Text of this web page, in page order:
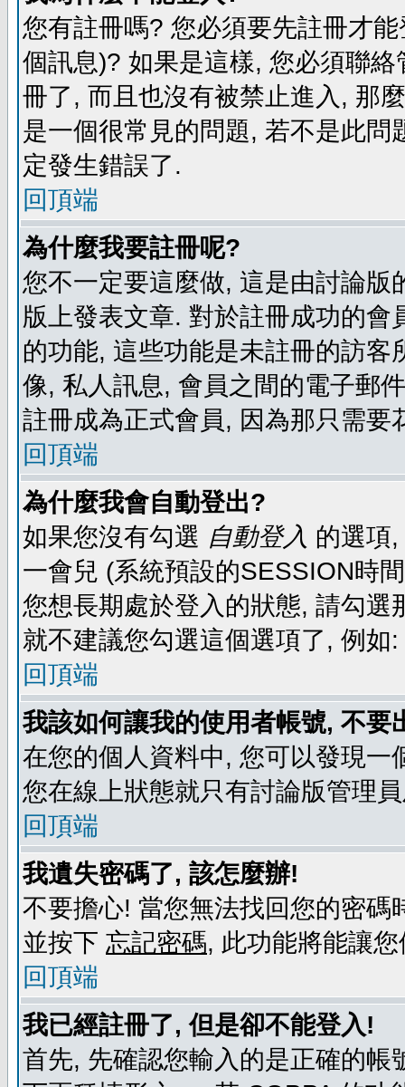
您有註冊嗎? 您必須要先註冊才
個訊息)? 如果是這樣, 您必須聯
冊了, 而且也沒有被禁止進入, 那
是一個很常見的問題, 若不是此
定發生錯誤了.
回頂端
為什麼我要註冊呢?
您不一定要這麼做, 這是由討論
版上發表文章. 對於註冊成功的
的功能, 這些功能是未註冊的訪
像, 私人訊息, 會員之間的電子郵
註冊成為正式會員, 因為那只需要
回頂端
為什麼我會自動登出?
如果您沒有勾選 自動登入 的選項
一會兒 (系統預設的SESSION時
您想長期處於登入的狀態, 請勾
就不建議您勾選這個選項了, 例
回頂端
我該如何讓我的使用者帳號, 不
在您的個人資料中, 您可以發現一
您在線上狀態就只有討論版管理
回頂端
我遺失密碼了, 該怎麼辦!
不要擔心! 當您無法找回您的密
並按下 忘記密碼, 此功能將能讓
回頂端
我已經註冊了, 但是卻不能登入!
首先, 先確認您輸入的是正確的